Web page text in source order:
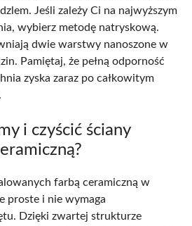
Jeśli zależy Ci na najwyższym
wybierz metodę natryskową.
dwie warstwy nanoszone w
Pamiętaj, że pełną odporność
zyska zaraz po całkowitym
i czyścić ściany
farbą ceramiczną w
proste i nie wymaga
Dzięki zwartej strukturze